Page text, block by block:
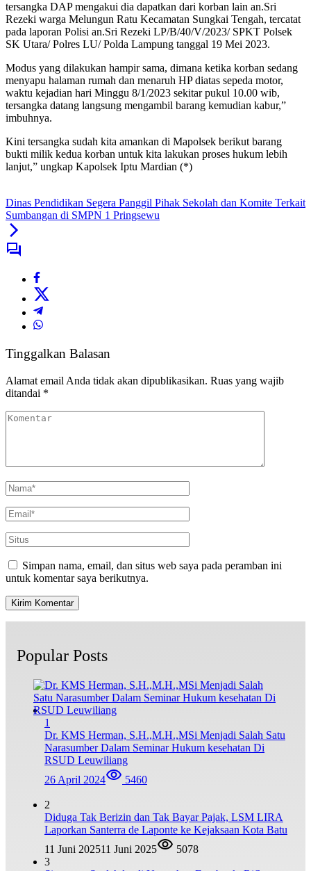
tersangka DAP mengakui dia dapatkan dari korban lain an.Sri
Rezeki warga Melungun Ratu Kecamatan Sungkai Tengah, tercatat
pada laporan Polisi an.Sri Rezeki LP/B/40/V/2023/ SPKT Polsek
SK Utara/ Polres LU/ Polda Lampung tanggal 19 Mei 2023.
Modus yang dilakukan hampir sama, dimana ketika korban sedang
menyapu halaman rumah dan menaruh HP diatas sepeda motor,
waktu kejadian hari Minggu 8/1/2023 sekitar pukul 10.00 wib,
tersangka datang langsung mengambil barang kemudian kabur,”
imbuhnya.
Kini tersangka sudah kita amankan di Mapolsek berikut barang
bukti milik kedua korban untuk kita lakukan proses hukum lebih
lanjut,” ungkap Kapolsek Iptu Mardian (*)
Dinas Pendidikan Segera Panggil Pihak Sekolah dan Komite Terkait
Sumbangan di SMPN 1 Pringsewu
Tinggalkan Balasan
Alamat email Anda tidak akan dipublikasikan. Ruas yang wajib
ditandai *
Simpan nama, email, dan situs web saya pada peramban ini
untuk komentar saya berikutnya.
Popular Posts
1
Dr. KMS Herman, S.H.,M.H.,MSi Menjadi Salah Satu
Narasumber Dalam Seminar Hukum kesehatan Di
RSUD Leuwiliang
26 April 2024
5460
2
Diduga Tak Berizin dan Tak Bayar Pajak, LSM LIRA
Laporkan Santerra de Laponte ke Kejaksaan Kota Batu
11 Juni 202511 Juni 2025
5078
3